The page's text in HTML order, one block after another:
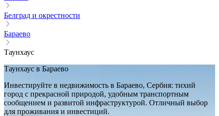
Белград и окрестности
Бараево
Таунхаус
Таунхаус в Бараево
Инвестируйте в недвижимость в Бараево, Сербия: тихий
город с прекрасной природой, удобным транспортным
сообщением и развитой инфраструктурой. Отличный выбор
для проживания и инвестиций.